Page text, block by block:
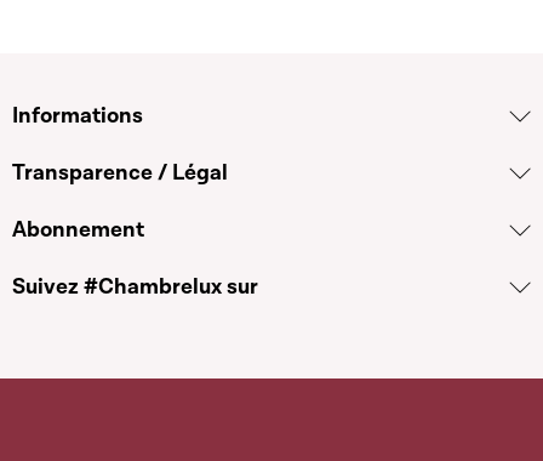
Informations
Transparence / Légal
Abonnement
Suivez #Chambrelux sur